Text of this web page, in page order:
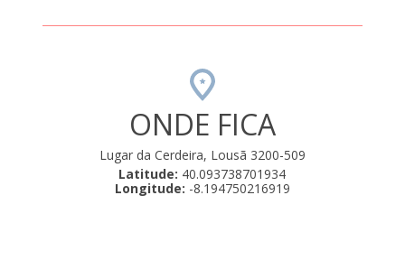
ONDE FICA
Lugar da Cerdeira, Lousã 3200-509
Latitude: 40.093738701934
Longitude: -8.194750216919